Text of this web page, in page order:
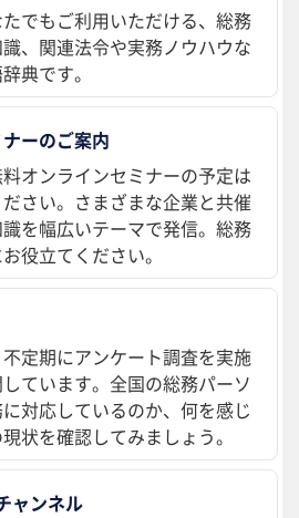
でもご利用いただける、総務
、関連法令や実務ノウハウな
典です。
ーのご案内
オンラインセミナーの予定は
さい。さまざまな企業と共催
を幅広いテーマで発信。総務
役立てください。
不定期にアンケート調査を実施
ています。全国の総務パーソ
対応しているのか、何を感じ
状を確認してみましょう。
ャンネル